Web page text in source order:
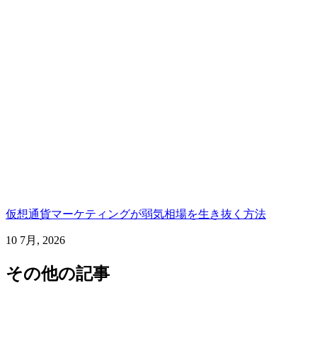
仮想通貨マーケティングが弱気相場を生き抜く方法
10 7月, 2026
その他の記事